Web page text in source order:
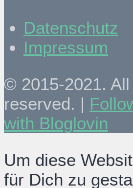
Datenschutz
Impressum
© 2015-2021.
reserved. |
with Bloglovin
Um diese
für Dich zu